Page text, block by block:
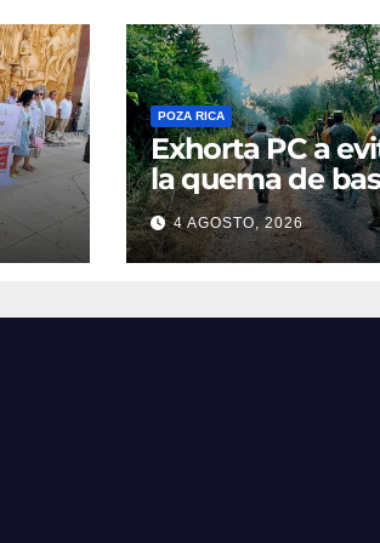
POZA RICA
Exhorta PC a
la quema de
ante el riesgo de
incendios
4 AGOSTO, 2026